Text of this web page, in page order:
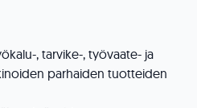
, tarvike-, työvaate- ja
parhaiden tuotteiden